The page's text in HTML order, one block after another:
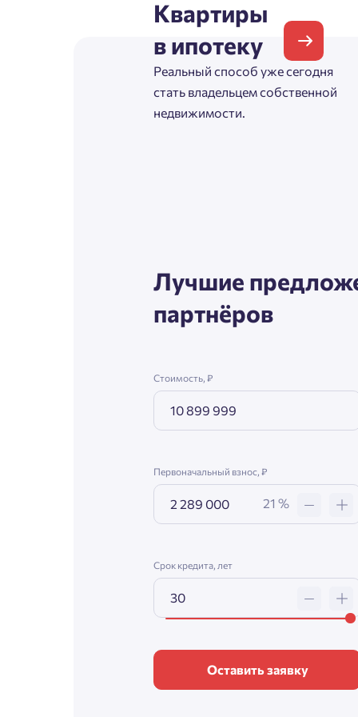
Квартиры
в ипотеку
Реальный способ уже сегодня
стать владельцем собственной
недвижимости.
Лучшие
партнёров
Стоимость, ₽
Первоначальный взнос, ₽
21 %
Срок кредита, лет
Оставить заявку